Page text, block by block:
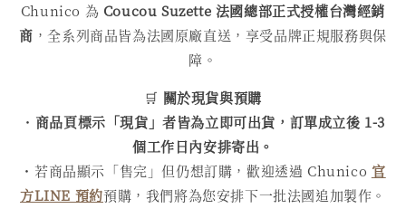
Chunico 為 Coucou Suzette 法國總部正式授權台灣經銷
商 ，全系列商品皆為法國原廠直送，享受品牌正規服務與保
障。
🛒 關於現貨與預購
・ 商品頁標示「現貨」者皆為立即可出貨，訂單成立後 1-3
個工作日內安排寄出。
・若商品顯示「售完」但仍想訂購，歡迎透過 Chunico 官
方LINE 預約預購，我們將為您安排下一批法國追加製作。